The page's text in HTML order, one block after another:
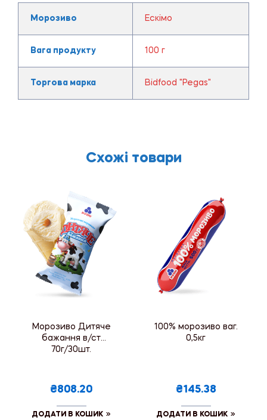
Морозиво Ескімо
Вага продукту 100 г
Торгова марка Bidfood "Pegas"
Схожі товари
Морозиво Дитяче
бажання в/ст
70г/30шт.
₴808.20
ДОДАТИ В КОШИК
100% морозиво ваг.
0,5кг
₴145.38
ДОДАТИ В КОШИК